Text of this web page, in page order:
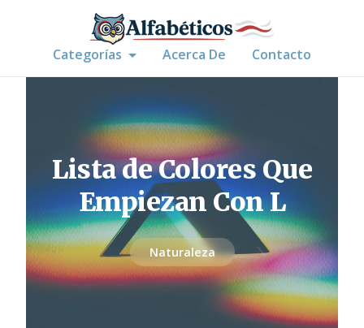
Categorías Acerca De Contacto
Lista de Colores Que
Empiezan Con L
Naturaleza